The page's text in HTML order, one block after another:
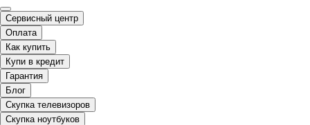
Сервисный центр
Оплата
Как купить
Купи в кредит
Гарантия
Блог
Скупка телевизоров
Скупка ноутбуков